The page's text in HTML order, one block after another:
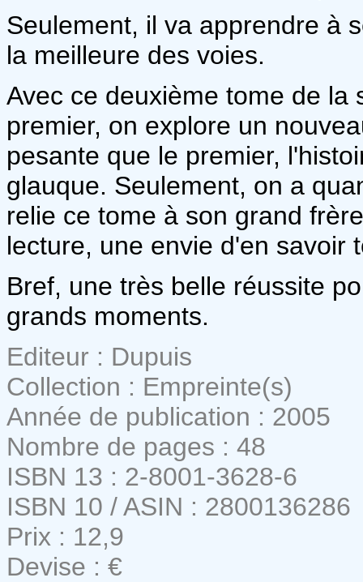
Seulement, il va apprendre à
la meilleure des voies.
Avec ce deuxième tome de la
premier, on explore un
pesante que le premier,
glauque. Seulement, on a
relie ce tome à son grand
lecture, une envie d'en savoir
Bref, une très belle réussite
grands moments.
Editeur : Dupuis
Collection : Empreinte(s)
Année de publication : 2005
Nombre de pages : 48
ISBN 13 : 2-8001-3628-6
ISBN 10 / ASIN : 2800136286
Prix : 12,9
Devise : €